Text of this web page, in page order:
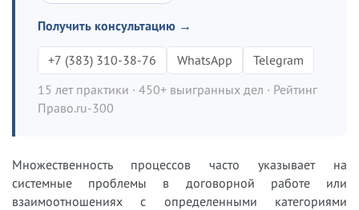
Получить консультацию →
+7 (383) 310-38-76 WhatsApp
Telegram
15 лет практики · 450+ выигранных дел · Рейтинг
Право.ru-300
Множественность процессов часто указывает на
системные проблемы в договорной работе или
взаимоотношениях с определенными категориями